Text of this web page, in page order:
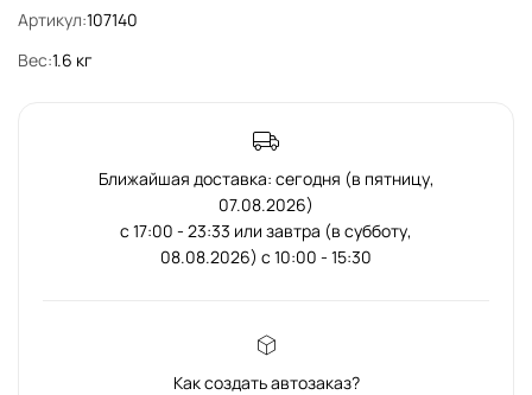
Артикул:107140
Вес:1.6 кг
Ближайшая доставка: сегодня (в пятницу,
07.08.2026)
с 17:00 - 23:33 или завтра (в субботу,
08.08.2026) с 10:00 - 15:30
Как создать автозаказ?